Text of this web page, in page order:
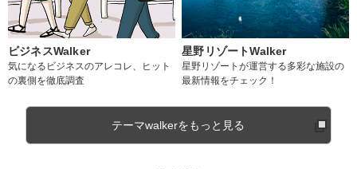
ビジネスWalker
気になるビジネスのアレコレ、ヒット
の裏側を徹底調査
星野リゾートWalker
星野リゾートが運営する多彩な施設の
最新情報をチェック！
テーマwalkerをもっと見る